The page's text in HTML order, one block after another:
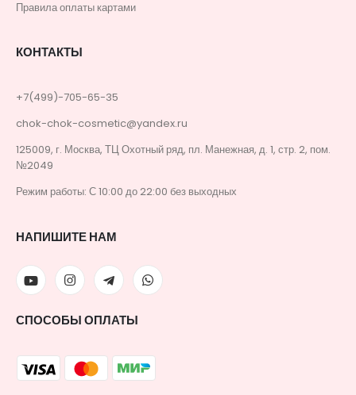
Правила оплаты картами
КОНТАКТЫ
+7(499)-705-65-35
chok-chok-cosmetic@yandex.ru
125009, г. Москва, ТЦ Охотный ряд, пл. Манежная, д. 1, стр. 2, пом.
№2049
Режим работы: С 10:00 до 22:00 без выходных
НАПИШИТЕ НАМ
СПОСОБЫ ОПЛАТЫ